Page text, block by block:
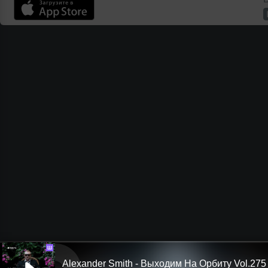
Ш
Alexander Smith - Выходим На Орбиту Vol.275